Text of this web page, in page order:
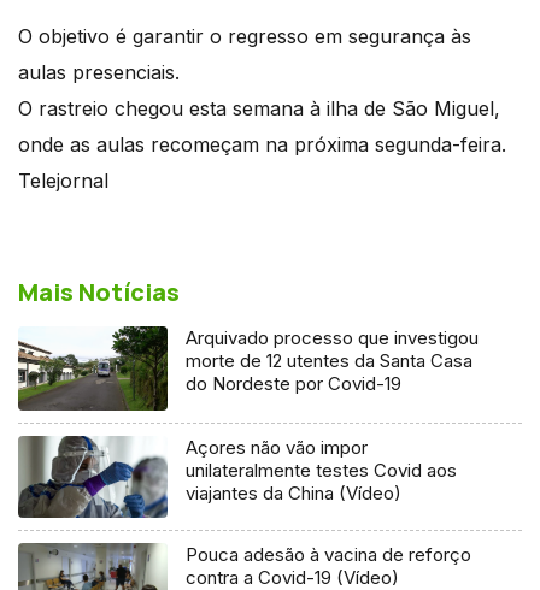
O objetivo é garantir o regresso em segurança às
aulas presenciais.
O rastreio chegou esta semana à ilha de São Miguel,
onde as aulas recomeçam na próxima segunda-feira.
Telejornal
Mais Notícias
Arquivado processo que investigou
morte de 12 utentes da Santa Casa
do Nordeste por Covid-19
Açores não vão impor
unilateralmente testes Covid aos
viajantes da China (Vídeo)
Pouca adesão à vacina de reforço
contra a Covid-19 (Vídeo)